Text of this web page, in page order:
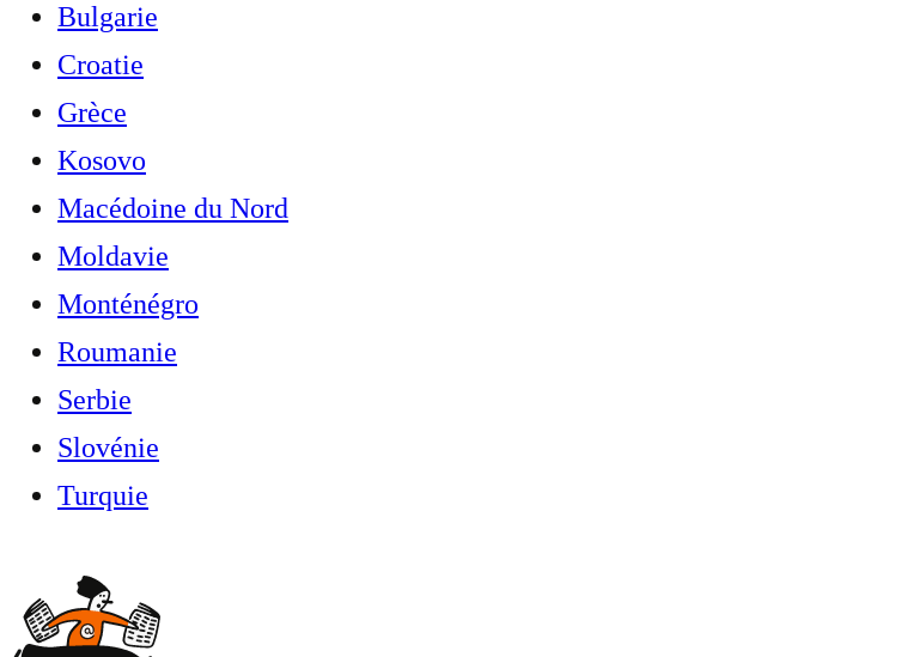
Bulgarie
Croatie
Grèce
Kosovo
Macédoine du Nord
Moldavie
Monténégro
Roumanie
Serbie
Slovénie
Turquie